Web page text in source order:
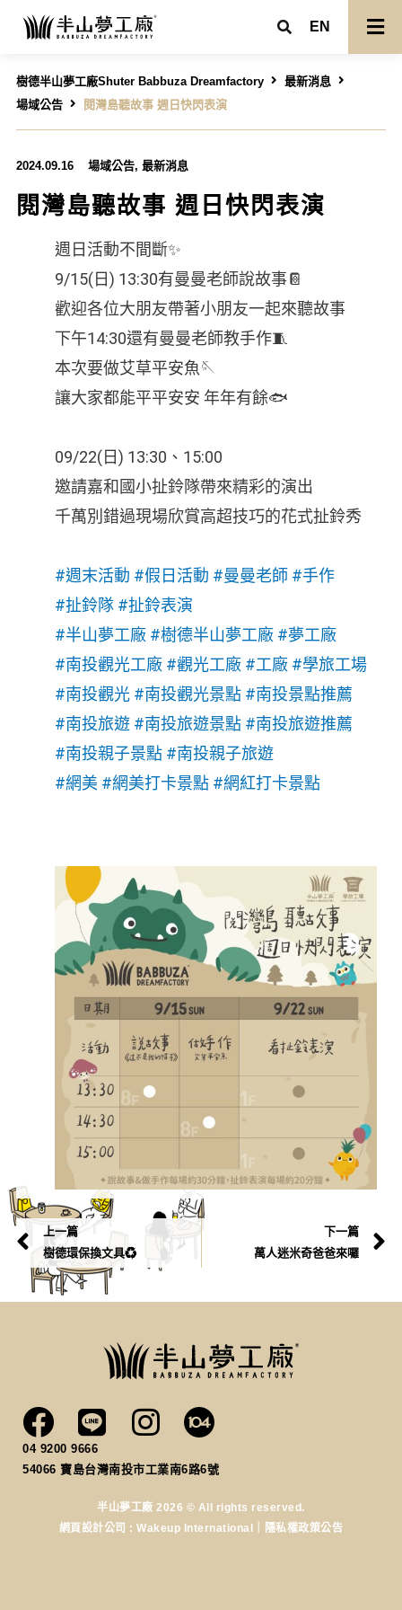
EN
樹德半山夢工廠Shuter Babbuza Dreamfactory
最新消息
場域公告
閱灣島聽故事 週日快閃表演
2024.09.16 場域公告, 最新消息
閱灣島聽故事 週日快閃表演
週日活動不間斷✨
9/15(日) 13:30有曼曼老師說故事📔
歡迎各位大朋友帶著小朋友一起來聽故事
下午14:30還有曼曼老師教手作🧵
本次要做艾草平安魚🪡
讓大家都能平平安安 年年有餘🐟
09/22(日) 13:30、15:00
邀請嘉和國小扯鈴隊帶來精彩的演出
千萬別錯過現場欣賞高超技巧的花式扯鈴秀
#週末活動 #假日活動 #曼曼老師 #手作
#扯鈴隊 #扯鈴表演
#半山夢工廠 #樹德半山夢工廠 #夢工廠
#南投觀光工廠 #觀光工廠 #工廠 #學旅工場
#南投觀光 #南投觀光景點 #南投景點推薦
#南投旅遊 #南投旅遊景點 #南投旅遊推薦
#南投親子景點 #南投親子旅遊
#網美 #網美打卡景點 #網紅打卡景點
上一篇
樹德環保換文具♻️
下一篇
萬人迷米奇爸爸來囉
04 9200 9666
54066 寶島台灣南投市工業南6路6號
半山夢工廠 2026 © All rights reserved.
網頁設計公司 : Wakeup International｜ 隱私權政策公告